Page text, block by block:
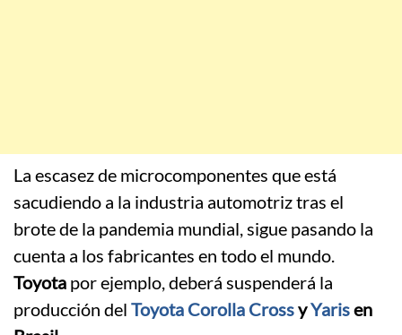
La escasez de microcomponentes que está
sacudiendo a la industria automotriz tras el
brote de la pandemia mundial, sigue pasando la
cuenta a los fabricantes en todo el mundo.
Toyota por ejemplo, deberá suspenderá la
producción del Toyota Corolla CrossyYarisen